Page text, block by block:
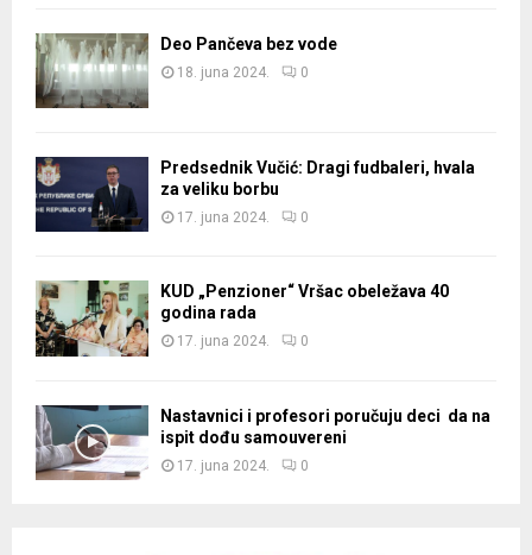
Deo Pančeva bez vode
18. juna 2024. 0
Predsednik Vučić: Dragi fudbaleri, hvala
za veliku borbu
17. juna 2024. 0
KUD „Penzioner“ Vršac obeležava 40
godina rada
17. juna 2024. 0
Nastavnici i profesori poručuju deci da na
ispit dođu samouvereni
17. juna 2024. 0